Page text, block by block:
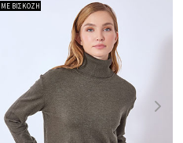
ΜΕ ΒΙΣΚΟΖΗ